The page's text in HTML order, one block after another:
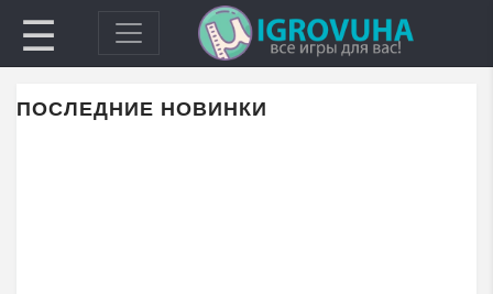
☰
ПОСЛЕДНИЕ НОВИНКИ